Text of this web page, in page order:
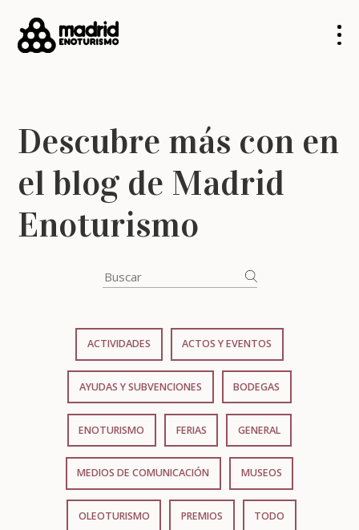
Descubre más con en
el blog de Madrid
Enoturismo
ACTIVIDADES ACTOS Y EVENTOS
AYUDAS Y SUBVENCIONES BODEGAS
ENOTURISMO FERIAS GENERAL
MEDIOS DE COMUNICACIÓN MUSEOS
OLEOTURISMO PREMIOS TODO